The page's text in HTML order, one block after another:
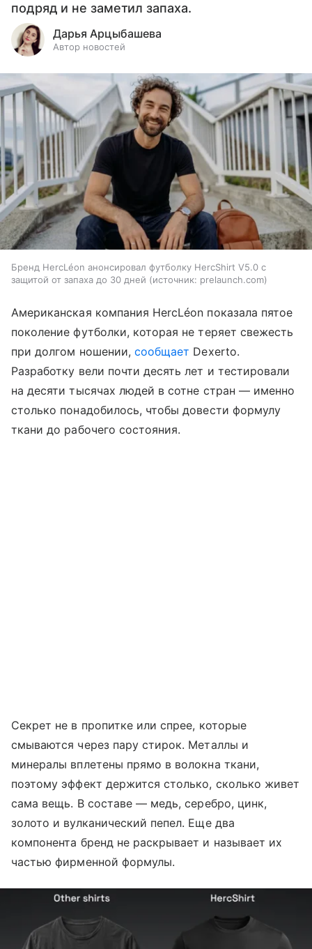
подряд и не заметил запаха.
Дарья Арцыбашева
Автор новостей
Бренд HercLéon анонсировал футболку HercShirt V5.0 с
защитой от запаха до 30 дней
источник: prelaunch.com
Американская компания HercLéon показала пятое
поколение футболки, которая не теряет свежесть
при долгом ношении, сообщает Dexerto.
Разработку вели почти десять лет и тестировали
на десяти тысячах людей в сотне стран — именно
столько понадобилось, чтобы довести формулу
ткани до рабочего состояния.
Секрет не в пропитке или спрее, которые
смываются через пару стирок. Металлы и
минералы вплетены прямо в волокна ткани,
поэтому эффект держится столько, сколько живет
сама вещь. В составе — медь, серебро, цинк,
золото и вулканический пепел. Еще два
компонента бренд не раскрывает и называет их
частью фирменной формулы.